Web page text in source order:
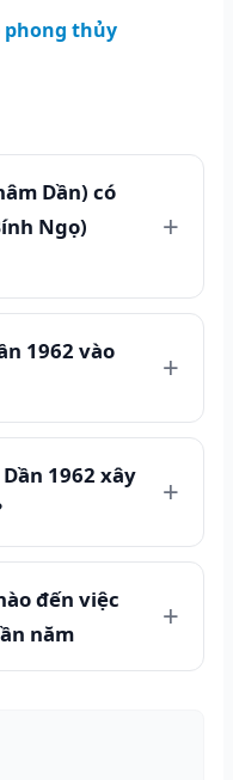
phong thủy
Dần) có
Ngọ)
1962 vào
1962 xây
đến việc
năm